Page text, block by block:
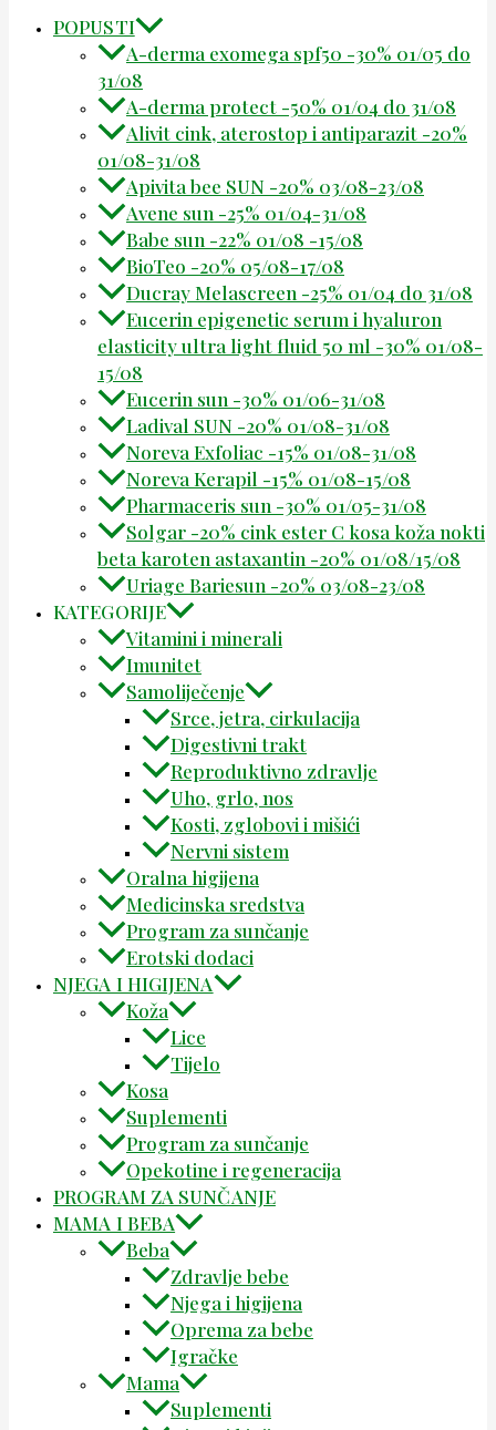
POPUSTI
A-derma exomega spf50 -30% 01/05 do
31/08
A-derma protect -50% 01/04 do 31/08
Alivit cink, aterostop i antiparazit -20%
01/08-31/08
Apivita bee SUN -20% 03/08-23/08
Avene sun -25% 01/04-31/08
Babe sun -22% 01/08 -15/08
BioTeo -20% 05/08-17/08
Ducray Melascreen -25% 01/04 do 31/08
Eucerin epigenetic serum i hyaluron
elasticity ultra light fluid 50 ml -30% 01/08-
15/08
Eucerin sun -30% 01/06-31/08
Ladival SUN -20% 01/08-31/08
Noreva Exfoliac -15% 01/08-31/08
Noreva Kerapil -15% 01/08-15/08
Pharmaceris sun -30% 01/05-31/08
Solgar -20% cink ester C kosa koža nokti
beta karoten astaxantin -20% 01/08/15/08
Uriage Bariesun -20% 03/08-23/08
KATEGORIJE
Vitamini i minerali
Imunitet
Samoliječenje
Srce, jetra, cirkulacija
Digestivni trakt
Reproduktivno zdravlje
Uho, grlo, nos
Kosti, zglobovi i mišići
Nervni sistem
Oralna higijena
Medicinska sredstva
Program za sunčanje
Erotski dodaci
NJEGA I HIGIJENA
Koža
Lice
Tijelo
Kosa
Suplementi
Program za sunčanje
Opekotine i regeneracija
PROGRAM ZA SUNČANJE
MAMA I BEBA
Beba
Zdravlje bebe
Njega i higijena
Oprema za bebe
Igračke
Mama
Suplementi